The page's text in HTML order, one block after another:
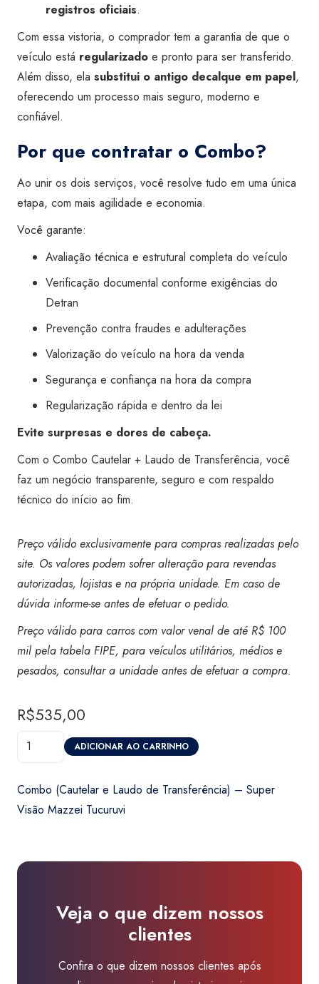
registros oficiais.
Com essa vistoria, o comprador tem a garantia de que o
veículo está regularizado e pronto para ser transferido.
Além disso, ela substitui o antigo decalque em papel,
oferecendo um processo mais seguro, moderno e
confiável.
Por que contratar o Combo?
Ao unir os dois serviços, você resolve tudo em uma única
etapa, com mais agilidade e economia.
Você garante:
Avaliação técnica e estrutural completa do veículo
Verificação documental conforme exigências do
Detran
Prevenção contra fraudes e adulterações
Valorização do veículo na hora da venda
Segurança e confiança na hora da compra
Regularização rápida e dentro da lei
Evite surpresas e dores de cabeça.
Com o Combo Cautelar + Laudo de Transferência, você
faz um negócio transparente, seguro e com respaldo
técnico do início ao fim.
Preço válido exclusivamente para compras realizadas pelo
site. Os valores podem sofrer alteração para revendas
autorizadas, lojistas e na própria unidade. Em caso de
dúvida informe-se antes de efetuar o pedido.
Preço válido para carros com valor venal de até R$ 100
mil pela tabela FIPE, para veículos utilitários, médios e
pesados, consultar a unidade antes de efetuar a compra.
R$535,00
Combo
-
quantidade
ADICIONAR AO CARRINHO
Combo (Cautelar e Laudo de Transferência) – Super
Visão Mazzei Tucuruvi
Veja o que dizem nossos
clientes
Confira o que dizem nossos clientes após